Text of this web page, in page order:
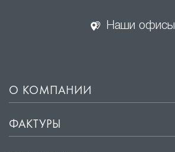
разные сценарии использования.
Наши офисы
О КОМПАНИИ
ФАКТУРЫ